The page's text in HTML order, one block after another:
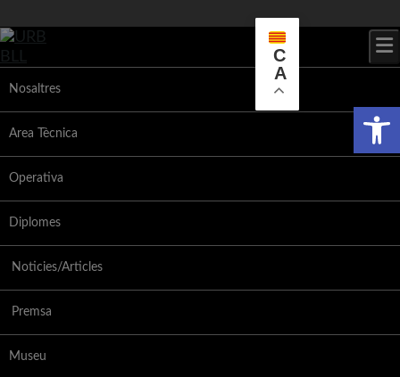
to
content
Nosaltres
Area Tècnica
Operativa
Diplomes
Noticies/Articles
Premsa
Museu
C
A